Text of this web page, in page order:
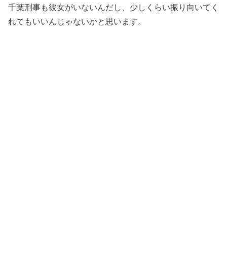
千葉刑事も彼女がいないんだし、少しくらい振り向いてく
れてもいいんじゃないかと思います。